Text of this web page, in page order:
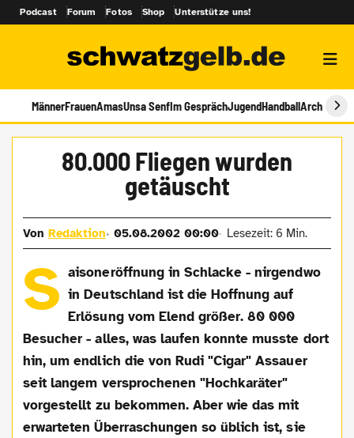
Podcast Forum Fotos Shop Unterstütze uns!
MännerFrauenAmasUnsa SenfIm GesprächJugendHandballArchiv
80.000 Fliegen wurden
getäuscht
VonRedaktion 05.08.2002 00:00 Lesezeit: 6 Min.
S aisoneröffnung in Schlacke - nirgendwo
in Deutschland ist die Hoffnung auf
Erlösung vom Elend größer. 80 000
Besucher - alles, was laufen konnte musste dort
hin, um endlich die von Rudi "Cigar" Assauer
seit langem versprochenen "Hochkaräter"
vorgestellt zu bekommen. Aber wie das mit
erwarteten Überraschungen so üblich ist, sie